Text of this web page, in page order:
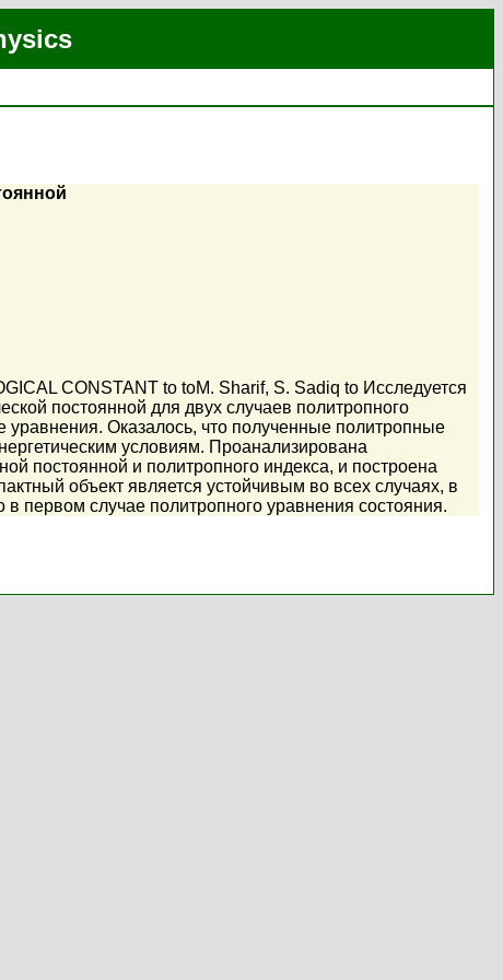
CONSTANT to toM. Sharif, S. Sadiq to Исследуется
постоянной для двух случаев политропного
Оказалось, что полученные политропные
условиям. Проанализирована
постоянной и политропного индекса, и построена
объект является устойчивым во всех случаях, в
первом случае политропного уравнения состояния.